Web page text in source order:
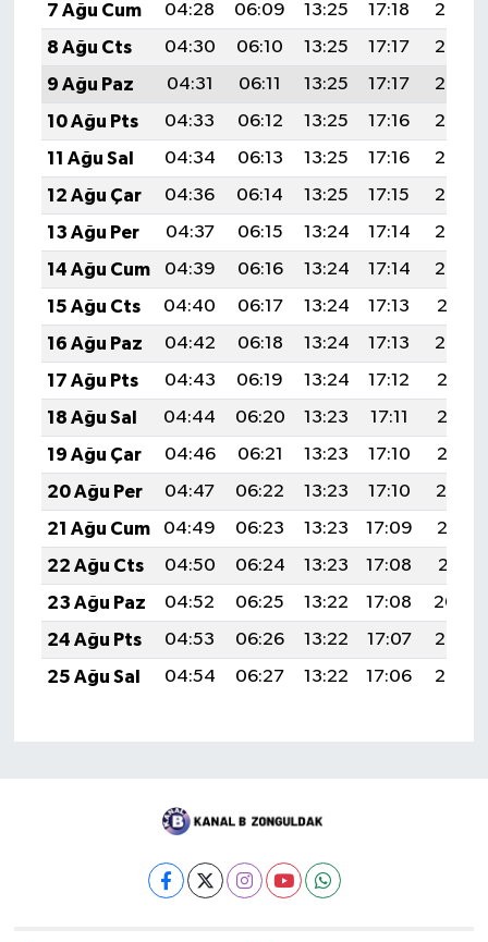
7 Ağu Cum
04:28 06:09 13:25 17:18
20:32
8 Ağu Cts
04:30 06:10 13:25 17:17
20:30
9 Ağu Paz
04:31 06:11 13:25 17:17
20:29
10 Ağu Pts
04:33 06:12 13:25 17:16
20:28
11 Ağu Sal
04:34 06:13 13:25 17:16
20:26
12 Ağu Çar
04:36 06:14 13:25 17:15
20:25
13 Ağu Per
04:37 06:15 13:24 17:14
20:24
14 Ağu Cum
04:39 06:16 13:24 17:14
20:22
15 Ağu Cts
04:40 06:17 13:24 17:13
20:21
16 Ağu Paz
04:42 06:18 13:24 17:13
20:20
17 Ağu Pts
04:43 06:19 13:24 17:12
20:18
18 Ağu Sal
04:44 06:20 13:23 17:11
20:17
19 Ağu Çar
04:46 06:21 13:23 17:10
20:15
20 Ağu Per
04:47 06:22 13:23 17:10
20:14
21 Ağu Cum
04:49 06:23 13:23 17:09
20:12
22 Ağu Cts
04:50 06:24 13:23 17:08
20:11
23 Ağu Paz
04:52 06:25 13:22 17:08
20:09
24 Ağu Pts
04:53 06:26 13:22 17:07
20:08
25 Ağu Sal
04:54 06:27 13:22 17:06 20:06